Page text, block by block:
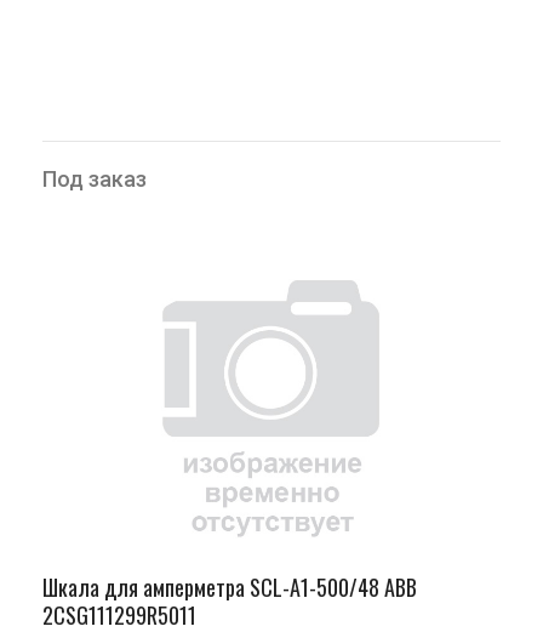
Под заказ
Шкала для амперметра SCL-A1-500/48 ABB
2CSG111299R5011